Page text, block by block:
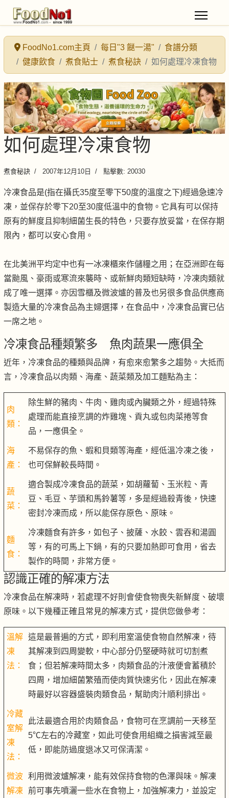
FoodNo1.com主頁 每日"3 餸一湯"
食譜分類
健康飲食
煮食貼士 煮食秘訣 如何處理冷凍食物
如何處理冷凍食物
煮食秘訣 2007年12月10日 點擊數: 20030
冷凍食品是(指在攝氏35度至零下50度的溫度之下)經過急速冷
凍，並保存於零下20至30度低溫中的食物。它具有可以保持
原有的鮮度且抑制細菌生長的特色，只要存放妥當，在保存期
限內，都可以安心食用。
在北美洲平均定中也有一冰凍櫃來作儲糧之用；在亞洲即在每
當颱風、豪雨或寒流來襲時、或新鮮肉類短缺時，冷凍肉類就
成了唯一選擇。亦因雪櫃及微波爐的普及也另很多食品供應商
製造大量的冷凍食品為主婦選擇，在食品中，冷凍食品實已佔
一席之地。
冷凍食品種類繁多 魚肉蔬果一應俱全
近年，冷凍食品的種類與品牌，有愈來愈繁多之趨勢。大抵而
言，冷凍食品以肉類、海產、蔬菜類及加工麵點為主：
肉
類：
除生鮮的豬肉、牛肉、雞肉或內臟類之外，經過特殊
處理而能直接烹調的炸雞塊、貢丸或包肉菜捲等食
品，一應俱全。
海
產：
不易保存的魚、蝦和貝類等海產，經低溫冷凍之後，
也可保鮮較長時間。
蔬
菜：
適合製成冷凍食品的蔬菜，如胡蘿蔔、玉米粒、青
豆、毛豆、芋頭和馬鈴薯等，多是經過殺青後，快速
密封冷凍而成，所以能保存原色、原味。
麵
食：
冷凍麵食有許多，如包子、披薩、水餃、雲吞和湯圓
等，有的可馬上下鍋，有的只要加熱即可食用，省去
製作的時間，非常方便。
認識正確的解凍方法
冷凍食品在解凍時，若處理不好則會使食物喪失新鮮度、破壞
原味。以下幾種正確且常見的解凍方式，提供您做參考：
溫解
凍
法：
這是最普遍的方式，即利用室溫使食物自然解凍，待
其解凍到四周變軟，中心部分仍堅硬時就可切割煮
食；但若解凍時間太多，肉類食品的汁液便會蓄積於
四周，增加細菌繁殖而使肉質快速劣化，因此在解凍
時最好以容器盛裝肉類食品，幫助肉汁順利排出。
冷藏
室解
凍
法：
此法最適合用於肉類食品，食物可在烹調前一天移至
5℃左右的冷藏室，如此可使食用組織之損害減至最
低，即能防過度退冰又可保清潔。
微波
解凍
利用微波爐解凍，能有效保持食物的色澤與味。解凍
前可事先噴灑一些水在食物上，加強解凍力，並設定